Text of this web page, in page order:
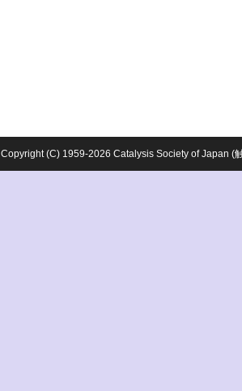
Copyright (C) 1959-2026 Catalysis Society of Japan (